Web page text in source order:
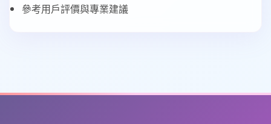
參考用戶評價與專業建議